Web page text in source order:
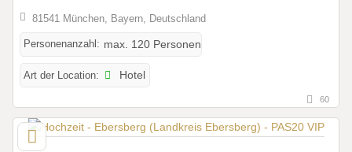
81541 München, Bayern, Deutschland
Personenanzahl: max. 120 Personen
Art der Location: Hotel
60